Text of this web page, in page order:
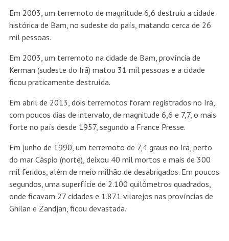
Em 2003, um terremoto de magnitude 6,6 destruiu a cidade
histórica de Bam, no sudeste do país, matando cerca de 26
mil pessoas.
Em 2003, um terremoto na cidade de Bam, província de
Kerman (sudeste do Irã) matou 31 mil pessoas e a cidade
ficou praticamente destruída.
Em abril de 2013, dois terremotos foram registrados no Irã,
com poucos dias de intervalo, de magnitude 6,6 e 7,7, o mais
forte no país desde 1957, segundo a France Presse.
Em junho de 1990, um terremoto de 7,4 graus no Irã, perto
do mar Cáspio (norte), deixou 40 mil mortos e mais de 300
mil feridos, além de meio milhão de desabrigados. Em poucos
segundos, uma superfície de 2.100 quilômetros quadrados,
onde ficavam 27 cidades e 1.871 vilarejos nas províncias de
Ghilan e Zandjan, ficou devastada.